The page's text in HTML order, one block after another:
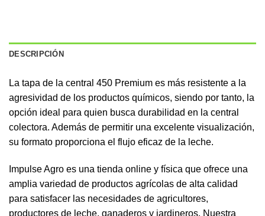
DESCRIPCIÓN
La tapa de la central 450 Premium es más resistente a la
agresividad de los productos químicos, siendo por tanto, la
opción ideal para quien busca durabilidad en la central
colectora. Además de permitir una excelente visualización,
su formato proporciona el flujo eficaz de la leche.
Impulse Agro es una tienda online y física que ofrece una
amplia variedad de productos agrícolas de alta calidad
para satisfacer las necesidades de agricultores,
productores de leche, ganaderos y jardineros. Nuestra